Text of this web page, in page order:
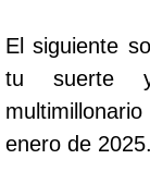
El siguiente
tu suerte
enero de 2025.